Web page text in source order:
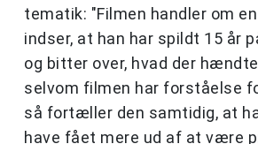
tematik: "Filmen handler om
indser, at han har spildt 15 år
og bitter over, hvad der
selvom filmen har forståelse
så fortæller den samtidig, at
have fået mere ud af at være